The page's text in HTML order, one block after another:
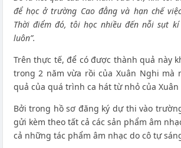
để học ở trường Cao đẳng và hạn chế
Thời điểm đó, tôi học nhiều đến nỗi sụt
luôn”.
Trên thực tế, để có được thành quả này
trong 2 năm vừa rồi của Xuân Nghi mà
quả của quá trình ca hát từ nhỏ của Xuân
Bởi trong hồ sơ đăng ký dự thi vào
gửi kèm theo tất cả các sản phẩm âm
cả những tác phẩm âm nhạc do cô tự